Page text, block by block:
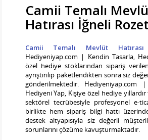
Camii Temalı
Hatırası İğneli Rozet
Camii Temalı Mevlüt
Hediyeniyap.com | Kendin Tasarla,
özel hediye stoklarından sipariş
ayrıştırılıp paketlendikten sonra siz
gönderilmektedir. Hediyeniyap.com
Hediyeni Yap, Kişiye özel hediye
sektörel tecrübesiyle profesyonel e-
birlikte hem sipariş bilgi hattı
destek altyapısıyla siz değerli
sorunlarını çözüme kavuşturmaktadır.